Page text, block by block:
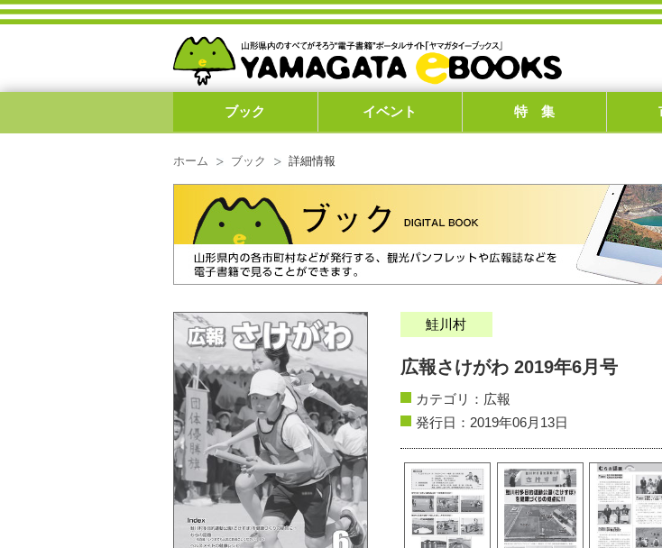
ブック イベント 特 集
ホーム ブック 詳細情報
鮭川村
広報さけがわ 2019年6月号
カテゴリ： 広報
発行日：2019年06月13日